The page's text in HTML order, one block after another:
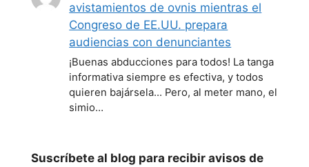
avistamientos de ovnis mientras el
Congreso de EE.UU. prepara
audiencias con denunciantes
¡Buenas abducciones para todos! La tanga
informativa siempre es efectiva, y todos
quieren bajársela... Pero, al meter mano, el
simio…
Suscríbete al blog para recibir avisos de